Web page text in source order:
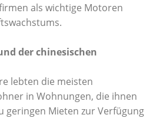
als wichtige Motoren
der chinesischen
lebten die meisten
in Wohnungen, die ihnen
geringen Mieten zur Verfügung